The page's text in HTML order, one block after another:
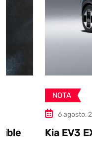
6 agosto, 2026
Kia EV3 EX